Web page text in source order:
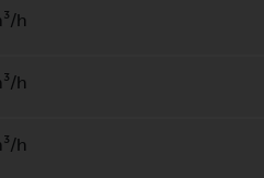
h
h
h